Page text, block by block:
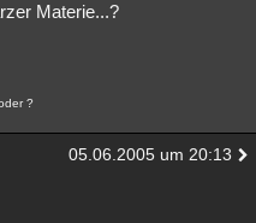
Materie...?
?
05.06.2005 um 20:13